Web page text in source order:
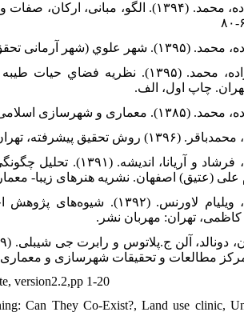
۴۶. نقی زاده، محمد. (۱۳۹۴). الگو،
۴۸. نقی زاده، محمد. (۱۳۹۵).
چاپ اول، الف.
۵۱. نوریان، فرشاد و
(عتیق) اصفهان. نشریه هنرهای زیبا- معماری و
۵۲. نیومن، ویلیام
تهران: مهربان نشر.
مرکز مطالعات و تحقیقات شهرسازی و معماری
version2.2,pp 1-20
Can They Co-Exist?, Land use clinic,